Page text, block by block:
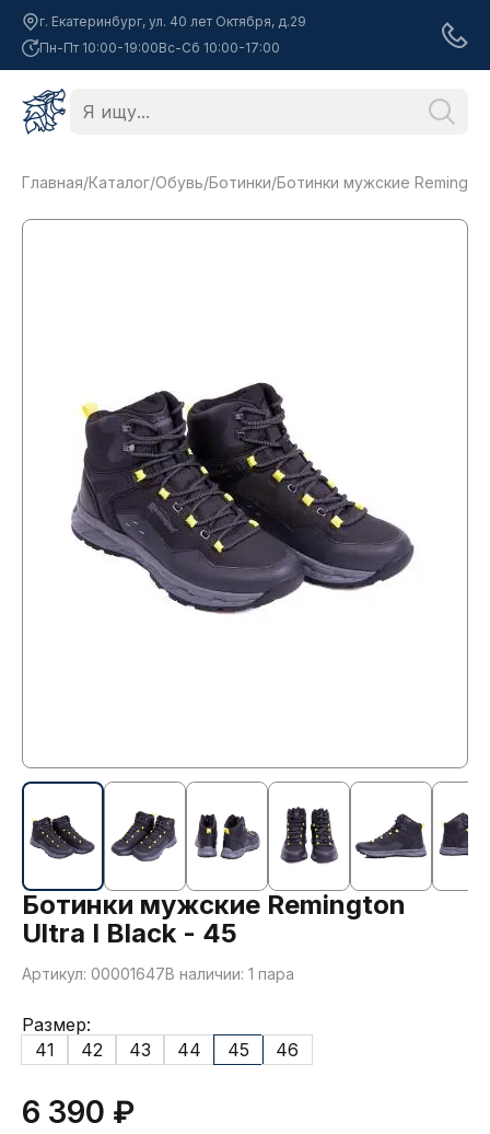
г. Екатеринбург, ул. 40 лет Октября, д.29
Пн-Пт 10:00-19:00Вс-Сб 10:00-17:00
Главная/Каталог/Обувь/Ботинки/Ботинки мужские
Ботинки мужские Remington
Ultra I Black - 45
Артикул: 00001647В наличии: 1 пара
Размер:
41
42 43 44 45 46
6 390 ₽